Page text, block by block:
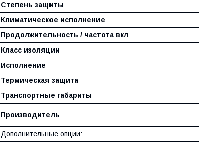
Степень защиты
Климатическое исполнение
Продолжительность / частота вкл
Класс изоляции
Исполнение
Термическая защита
Транспортные габариты
Производитель
Дополнительные опции: